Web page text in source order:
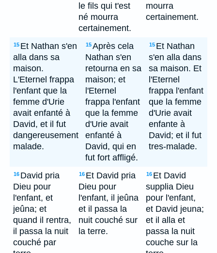
le fils qui t'est
né mourra
certainement.
mourra
certainement.
15 Et Nathan s'en
alla dans sa
maison.
L'Eternel frappa
l'enfant que la
femme d'Urie
avait enfanté à
David, et il fut
dangereusement
malade.
15Après cela
Nathan s'en
retourna en sa
maison; et
l'Eternel
frappa l'enfant
que la femme
d'Urie avait
enfanté à
David, qui en
fut fort affligé.
15 Et Nathan
s'en alla dans
sa maison. Et
l'Eternel
frappa l'enfant
que la femme
d'Urie avait
enfante à
David; et il fut
tres-malade.
16 David pria
Dieu pour
l'enfant, et
jeûna; et
quand il rentra,
il passa la nuit
couché par
16 Et David pria
Dieu pour
l'enfant, il jeûna
et il passa la
nuit couché sur
la terre.
16 Et David
supplia Dieu
pour l'enfant,
et David jeuna;
et il alla et
passa la nuit
couche sur la